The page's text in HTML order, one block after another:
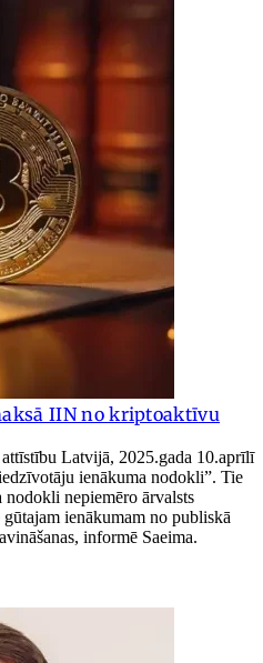
IIN no kriptoaktīvu
Latvijā, 2025.gada 10.aprīlī
ienākuma nodokli”. Tie
nepiemēro ārvalsts
ienākumam no publiskā
informē Saeima.